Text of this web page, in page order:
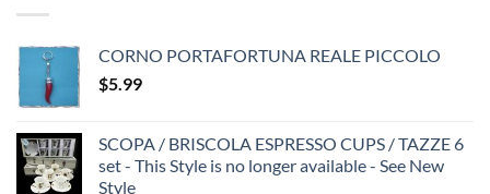
CORNO PORTAFORTUNA REALE PICCOLO
$5.99
SCOPA / BRISCOLA ESPRESSO CUPS / TAZZE 6
set - This Style is no longer available - See New
Style